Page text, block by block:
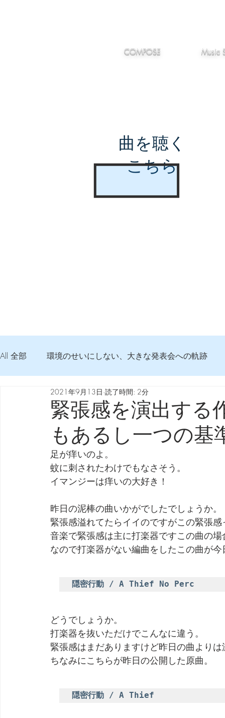
COMPOSE Music
曲を聴く
こちら
All 全部 環境のせいにしない、大きな発表会への軌跡
弦交換の記録 DTM 始める 知っておきたいコト
Imanjy Studio 使われているモノ 食べんじーの美味
劇団 Avan 劇伴が出来るまでを追ったドキュメンタリー
緊張感を演出する
もあるし一つの基
2021年9月13日 読了時間: 2分
足が痒いのよ。
蚊に刺されたわけでもなさそう。
イマンジーは痒いの大好き！
昨日の泥棒の曲いかがでしたでしょうか。
緊張感溢れてたらイイのですがこの緊張
音楽で緊張感は主に打楽器ですこの曲の場
なので打楽器がない編曲をしたこの曲が
隠密行動 / A Thief No Perc
どうでしょうか。
打楽器を抜いただけでこんなに違う。
緊張感はまだありますけど昨日の曲より
ちなみにこちらが昨日の公開した原曲。
隠密行動 / A Thief